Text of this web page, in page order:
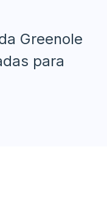
Greenole
para